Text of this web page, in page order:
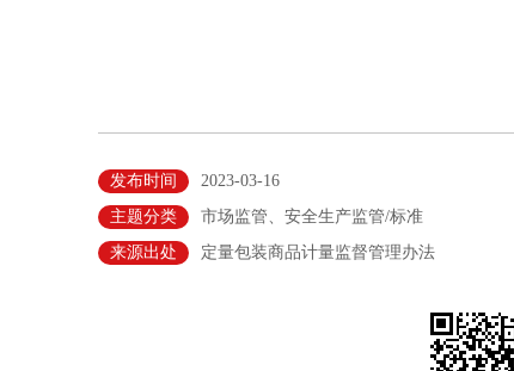
发布时间
2023-03-16
主题分类
市场监管、安全生产监管/标准
来源出处
定量包装商品计量监督管理办法